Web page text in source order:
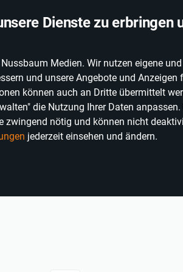
Dienste zu erbringen
Medien. Wir nutzen eigene
und unsere Angebote und Anzeigen
können auch an Dritte übermittelt
die Nutzung Ihrer Daten
zwingend nötig und können nicht
jederzeit einsehen und ändern.
ALKOHOLFREIE WEINE